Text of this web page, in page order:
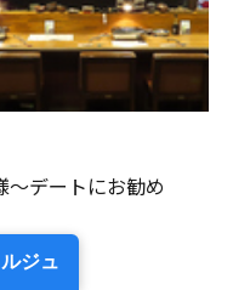
デートにお勧め
分